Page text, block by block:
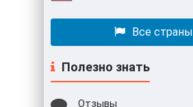
Все страны
Полезно знать
Отзывы